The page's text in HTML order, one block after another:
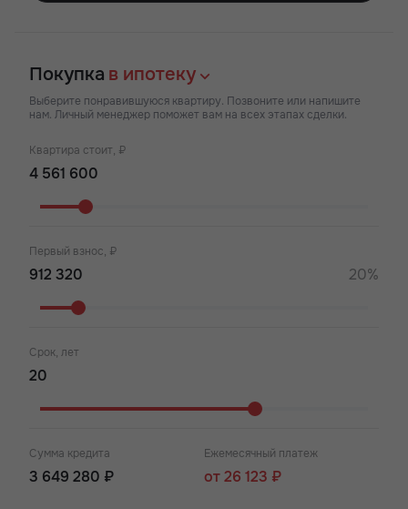
Покупка в ипотеку
Выберите понравившуюся квартиру. Позвоните или напишите
нам. Личный менеджер поможет вам на всех этапах сделки.
Квартира стоит, ₽
Первый взнос, ₽
20%
Срок, лет
Сумма кредита
3 649 280 ₽
Ежемесячный платеж
от 26 123 ₽